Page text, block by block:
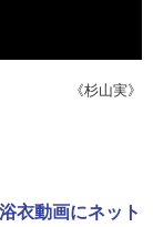
《杉山実》
衣動画にネット